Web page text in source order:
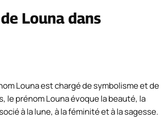
Louna dans
Louna est chargé de symbolisme et de
prénom Louna évoque la beauté, la
à la lune, à la féminité et à la sagesse.